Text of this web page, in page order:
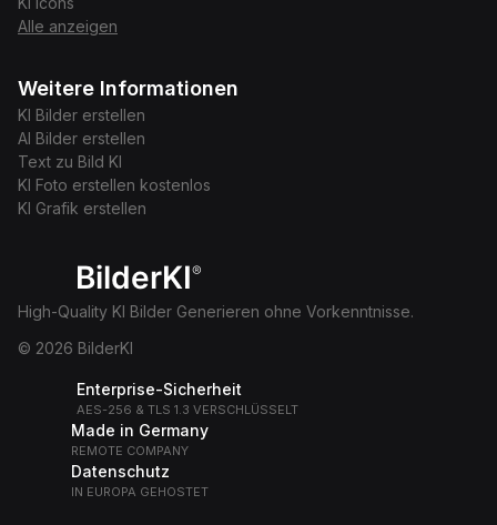
Alle anzeigen
Weitere Informationen
KI Bilder erstellen
AI Bilder erstellen
Text zu Bild KI
KI Foto erstellen kostenlos
KI Grafik erstellen
BilderKI®
High-Quality KI Bilder Generieren ohne Vorkenntnisse.
© 2026 BilderKI
Enterprise-Sicherheit
AES-256 & TLS 1.3 VERSCHLÜSSELT
Made in Germany
REMOTE COMPANY
Datenschutz
IN EUROPA GEHOSTET